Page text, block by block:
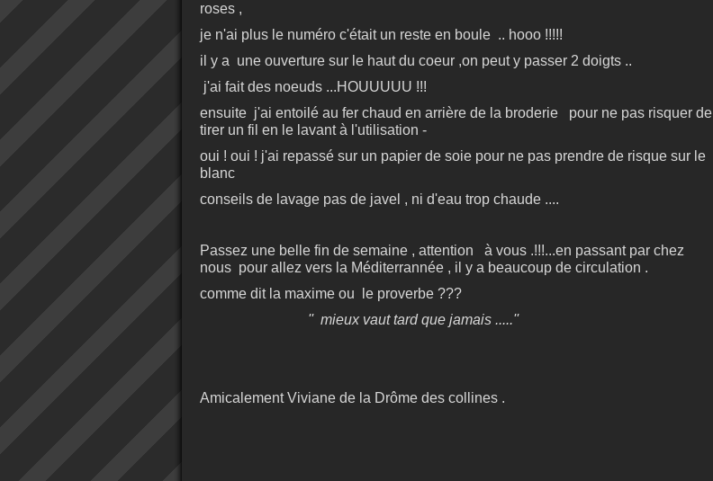
roses ,
je n'ai plus le numéro c'était un reste en boule .. hooo !!!!!
il y a une ouverture sur le haut du coeur ,on peut y passer 2 doigts ..
j'ai fait des noeuds ...HOUUUUU !!!
ensuite j'ai entoilé au fer chaud en arrière de la broderie pour ne pas risquer de
tirer un fil en le lavant à l'utilisation -
oui ! oui ! j'ai repassé sur un papier de soie pour ne pas prendre de risque sur le
blanc
conseils de lavage pas de javel , ni d'eau trop chaude ....
Passez une belle fin de semaine , attention à vous .!!!...en passant par chez
nous pour allez vers la Méditerrannée , il y a beaucoup de circulation .
comme dit la maxime ou le proverbe ???
'' mieux vaut tard que jamais .....''
Amicalement Viviane de la Drôme des collines .